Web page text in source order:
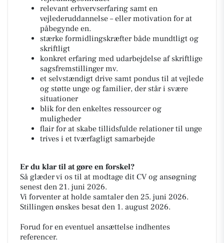
relevant erhvervserfaring samt en
vejlederuddannelse – eller motivation for at
påbegynde en.
stærke formidlingskræfter både mundtligt og
skriftligt
konkret erfaring med udarbejdelse af skriftlige
sagsfremstillinger mv.
et selvstændigt drive samt pondus til at vejlede
og støtte unge og familier, der står i svære
situationer
blik for den enkeltes ressourcer og
muligheder
flair for at skabe tillidsfulde relationer til unge
trives i et tværfagligt samarbejde
Er du klar til at gøre en forskel?
Så glæder vi os til at modtage dit CV og ansøgning
senest den 21. juni 2026.
Vi forventer at holde samtaler den 25. juni 2026.
Stillingen ønskes besat den 1. august 2026.
Forud for en eventuel ansættelse indhentes
referencer.